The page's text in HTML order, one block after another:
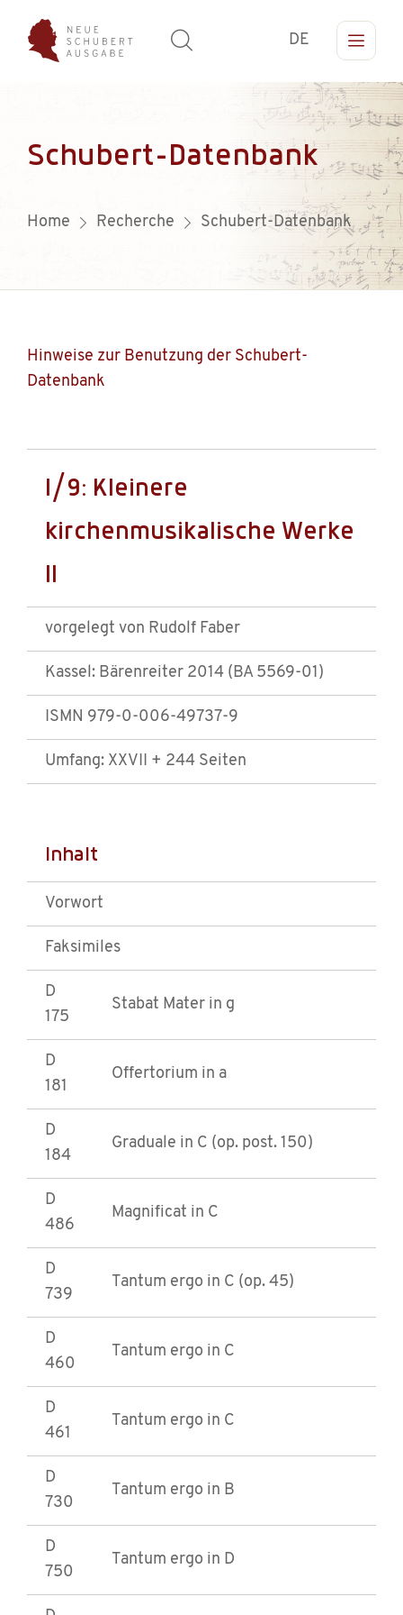
DE
Schubert-Datenbank
Home Recherche Schubert-Datenbank
Hinweise zur Benutzung der Schubert-
Datenbank
I/9: Kleinere
kirchenmusikalische Werke
II
vorgelegt von Rudolf Faber
Kassel: Bärenreiter 2014 (BA 5569-01)
ISMN 979-0-006-49737-9
Umfang: XXVII + 244 Seiten
Inhalt
Vorwort
Faksimiles
D
175
Stabat Mater in g
D
181
Offertorium in a
D
184
Graduale in C (op. post. 150)
D
486
Magnificat in C
D
739
Tantum ergo in C (op. 45)
D
460
Tantum ergo in C
D
461
Tantum ergo in C
D
730
Tantum ergo in B
D
750
Tantum ergo in D